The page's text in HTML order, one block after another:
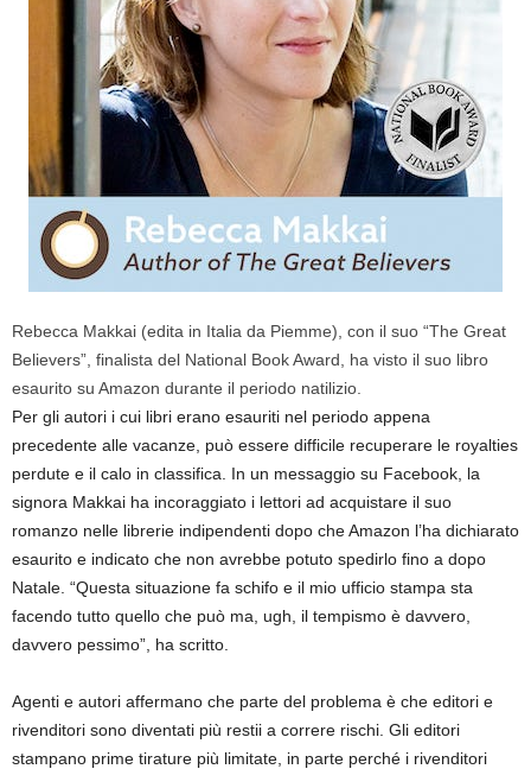
Rebecca Makkai (edita in Italia da Piemme), con il suo “The Great
Believers”, finalista del National Book Award, ha visto il suo libro
esaurito su Amazon durante il periodo natilizio.
Per gli autori i cui libri erano esauriti nel periodo appena
precedente alle vacanze, può essere difficile recuperare le royalties
perdute e il calo in classifica. In un messaggio su Facebook, la
signora Makkai ha incoraggiato i lettori ad acquistare il suo
romanzo nelle librerie indipendenti dopo che Amazon l’ha dichiarato
esaurito e indicato che non avrebbe potuto spedirlo fino a dopo
Natale. “Questa situazione fa schifo e il mio ufficio stampa sta
facendo tutto quello che può ma, ugh, il tempismo è davvero,
davvero pessimo”, ha scritto.
Agenti e autori affermano che parte del problema è che editori e
rivenditori sono diventati più restii a correre rischi. Gli editori
stampano prime tirature più limitate, in parte perché i rivenditori